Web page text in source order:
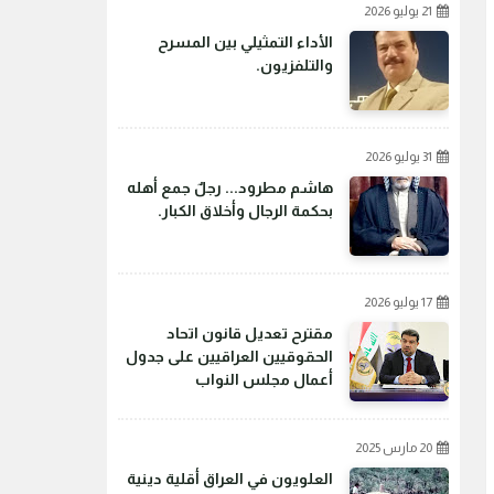
21 يوليو 2026
الأداء التمثيلي بين المسرح
والتلفزيون.
31 يوليو 2026
هاشم مطرود... رجلٌ جمع أهله
بحكمة الرجال وأخلاق الكبار.
17 يوليو 2026
مقترح تعديل قانون اتحاد
الحقوقيين العراقيين على جدول
أعمال مجلس النواب
20 مارس 2025
العلويون في العراق أقلية دينية